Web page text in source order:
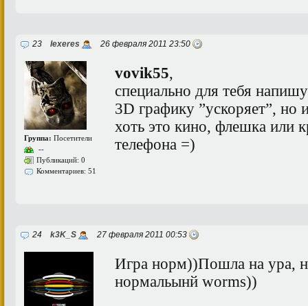
23 lexeres 26 февраля 2011 23:50
Группа: Посетители
--
Публикаций: 0
Комментариев: 51
vovik55,
специально для тебя
3D графику ”ускоряет”,
хоть это кино, флешка или
телефона =)
24 k3K_S 27 февраля 2011 00:53
Игра норм))Пошла на ура,
нормальынй worms))